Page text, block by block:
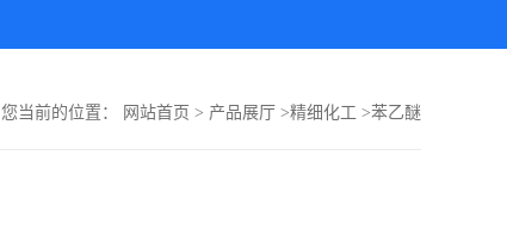
您当前的位置： 网站首页 > 产品展厅 >精细化工 >苯乙醚